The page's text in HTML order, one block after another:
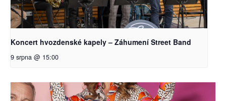
Koncert hvozdenské kapely – Záhumení Street Band
9 srpna @ 15:00